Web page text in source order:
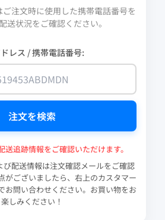
注文時に使用した携帯電話番号を
送状況をご確認ください。
レス / 携帯電話番号:
注文を検索
送追跡情報をご確認いただけます。
び配送情報は注文確認メールをご確認
がございましたら、右上のカスタマー
お問い合わせください。お買い物をお
楽しみください！